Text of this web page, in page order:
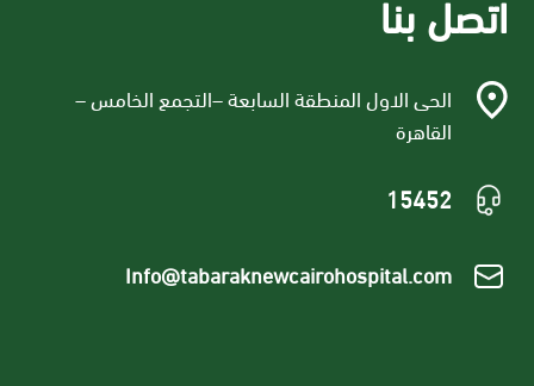
الحى الاول المنطقة السابعة –التجمع الخامس –
القاهرة
15452
Info@tabaraknewcairohospital.com